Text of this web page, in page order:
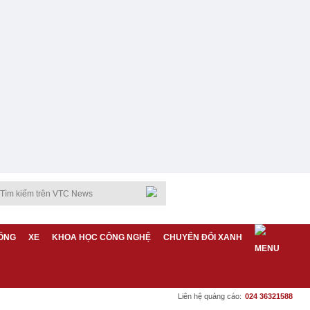
XE KHOA HỌC CÔNG NGHỆ CHUYỂN ĐỔI XANH
Liên hệ quảng cáo: 024 36321588